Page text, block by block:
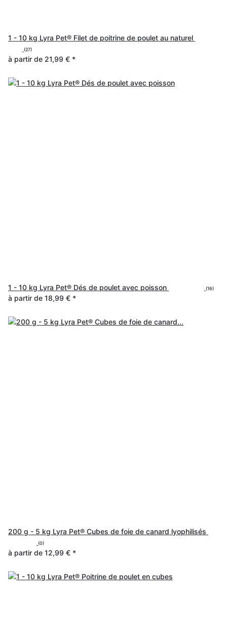
1 - 10 kg Lyra Pet® Filet de poitrine de poulet au naturel
(27)
à partir de 21,99 € *
1 - 10 kg Lyra Pet® Dés de poulet avec poisson (16)
à partir de 18,99 € *
200 g - 5 kg Lyra Pet® Cubes de foie de canard lyophilisés
(0)
à partir de 12,99 € *